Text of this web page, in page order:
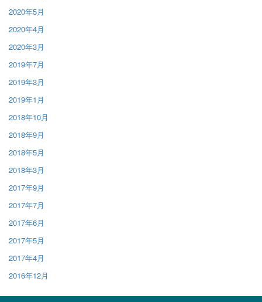
2020年5月
2020年4月
2020年3月
2019年7月
2019年3月
2019年1月
2018年10月
2018年9月
2018年5月
2018年3月
2017年9月
2017年7月
2017年6月
2017年5月
2017年4月
2016年12月